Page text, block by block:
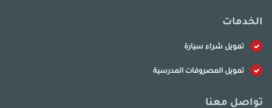
الخدمات
تمويل شراء سيارة
تمويل المصروفات المدرسية
تواصل معنا